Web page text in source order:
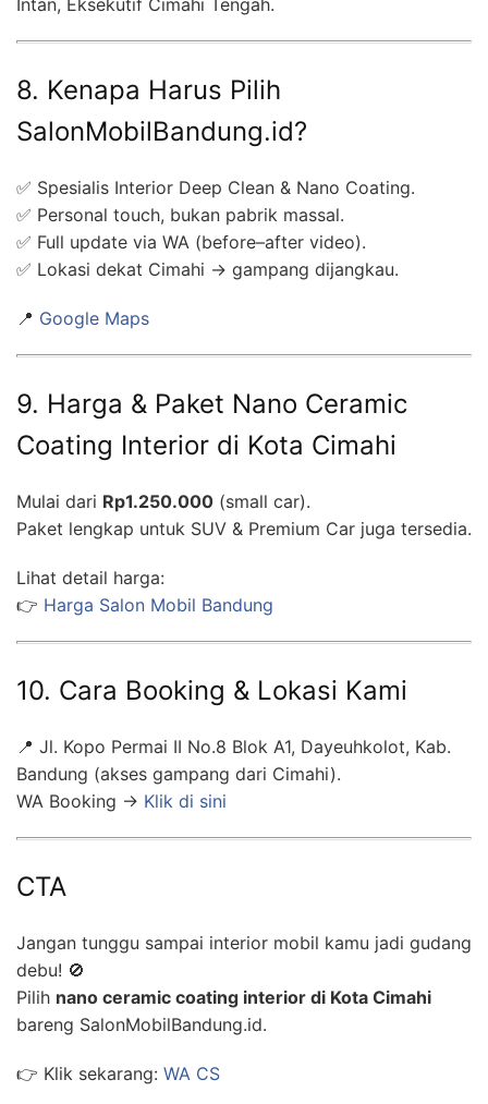
Intan, Eksekutif Cimahi Tengah.
8. Kenapa Harus Pilih
SalonMobilBandung.id?
✅ Spesialis Interior Deep Clean & Nano Coating.
✅ Personal touch, bukan pabrik massal.
✅ Full update via WA (before–after video).
✅ Lokasi dekat Cimahi → gampang dijangkau.
📍 Google Maps
9. Harga & Paket Nano Ceramic
Coating Interior di Kota Cimahi
Mulai dari Rp1.250.000 (small car).
Paket lengkap untuk SUV & Premium Car juga tersedia.
Lihat detail harga:
👉 Harga Salon Mobil Bandung
10. Cara Booking & Lokasi Kami
📍 Jl. Kopo Permai II No.8 Blok A1, Dayeuhkolot, Kab.
Bandung (akses gampang dari Cimahi).
WA Booking → Klik di sini
CTA
Jangan tunggu sampai interior mobil kamu jadi gudang
debu! 🚫
Pilih nano ceramic coating interior di Kota Cimahi
bareng SalonMobilBandung.id.
👉 Klik sekarang: WA CS